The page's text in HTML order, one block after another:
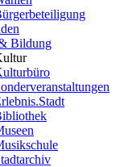
Bildung